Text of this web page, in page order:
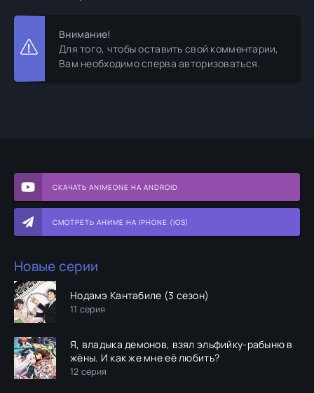
СКАЧАТЬ ANIMEONE НА ANDROID
СМОТРЕТЬ АНИМЕ НА IPHONE (IOS)
Новые серии
Нодамэ Кантабиле (3 сезон)
11 серия
Я, владыка демонов, взял эльфийку-рабыню в
жёны. И как же мне её любить?
12 серия
Внимание!
Для того, чтобы оставить свой комментарии,
Вам необходимо сперва авторизоваться.